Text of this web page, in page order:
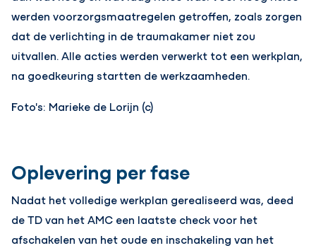
werden voorzorgsmaatregelen getroffen, zoals zorgen
dat de verlichting in de traumakamer niet zou
uitvallen. Alle acties werden verwerkt tot een werkplan,
na goedkeuring startten de werkzaamheden.
Foto's: Marieke de Lorijn (c)
Oplevering per fase
Nadat het volledige werkplan gerealiseerd was, deed
de TD van het AMC een laatste check voor het
afschakelen van het oude en inschakeling van het